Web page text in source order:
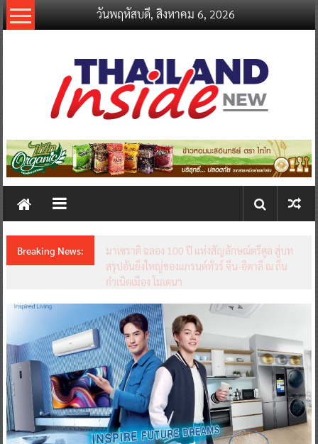
Skip
to
วันพฤหัสบดี, สิงหาคม 6, 2026
thailandinsidenew.com
Thailand
New
Breaking News:
มาเซราติ ฉลอง 100 ปี แห่งสัญลักษณ์ตรีศูล สู่บท
สรุปอันยิ่งใหญ่ของแกรนด์ทัวร์ จีน-อิตาลี ณ ถิ่น
กำเนิดเมือง โมเดนา